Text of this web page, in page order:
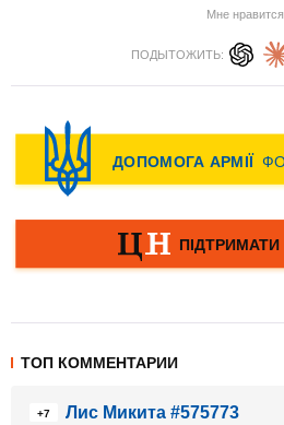
Мне нравится
ПОДЫТОЖИТЬ:
ТОП КОММЕНТАРИИ
+7 Лис Микита #575773